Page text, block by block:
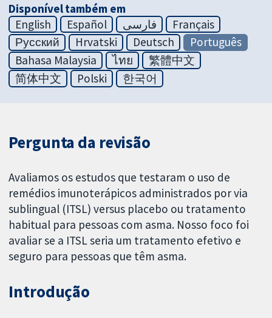
Disponível também em
English
Español فارسی
Français
Русский
Hrvatski Deutsch
Português
Bahasa Malaysia
ไทย
繁體中文
简体中文
Polski 한국어
Pergunta da revisão
Avaliamos os estudos que testaram o uso de
remédios imunoterápicos administrados por via
sublingual (ITSL) versus placebo ou tratamento
habitual para pessoas com asma. Nosso foco foi
avaliar se a ITSL seria um tratamento efetivo e
seguro para pessoas que têm asma.
Introdução